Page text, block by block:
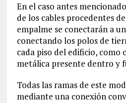
En el caso antes
de los cables procedentes
empalme se conectarán a
conectando los polos de
cada piso del edificio, como
metálica presente dentro y
Todas las ramas de este
mediante una conexión